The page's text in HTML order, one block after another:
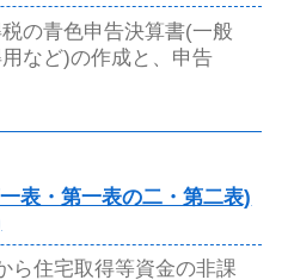
の青色申告決算書(一般
など)の作成と、申告
表・第一表の二・第二表)
ら住宅取得等資金の非課